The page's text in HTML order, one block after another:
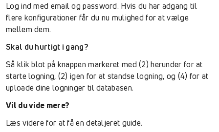
Log ind med email og password. Hvis du har adgang til
flere konfigurationer får du nu mulighed for at vælge
mellem dem.
Skal du hurtigt i gang?
Så klik blot på knappen markeret med (2) herunder for at
starte logning, (2) igen for at standse logning, og (4) for at
uploade dine logninger til databasen.
Vil du vide mere?
Læs videre for at få en detaljeret guide.